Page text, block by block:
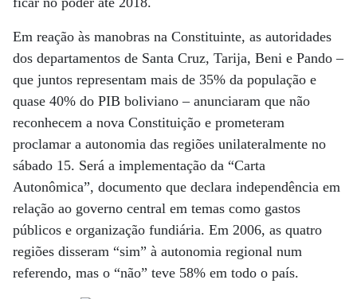
Em reação às manobras na Constituinte, as autoridades
dos departamentos de Santa Cruz, Tarija, Beni e Pando –
que juntos representam mais de 35% da população e
quase 40% do PIB boliviano – anunciaram que não
reconhecem a nova Constituição e prometeram
proclamar a autonomia das regiões unilateralmente no
sábado 15. Será a implementação da “Carta
Autonômica”, documento que declara independência em
relação ao governo central em temas como gastos
públicos e organização fundiária. Em 2006, as quatro
regiões disseram “sim” à autonomia regional num
referendo, mas o “não” teve 58% em todo o país.